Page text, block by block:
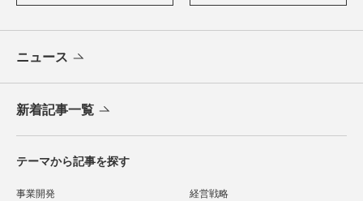
ニュース
新着記事一覧
テーマから記事を探す
事業開発 経営戦略